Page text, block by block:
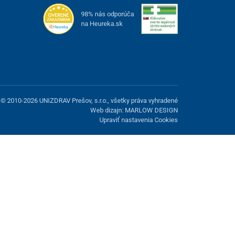
98% nás odporúča
na Heureka.sk
© 2010-2026 UNIZDRAV Prešov, s.r.o., všetky práva vyhradené
Web dizajn: MARLOW DESIGN
Upraviť nastavenia Cookies